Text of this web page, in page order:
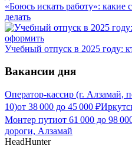
«Боюсь искать работу»:
делать
Учебный отпуск в 2025 году:
Вакансии дня
Оператор-кассир (г. Алзамай,
10)от 38 000 до 45 000 ₽
Монтер путиот 61 000 до 98
дороги, Алзамай
HeadHunter